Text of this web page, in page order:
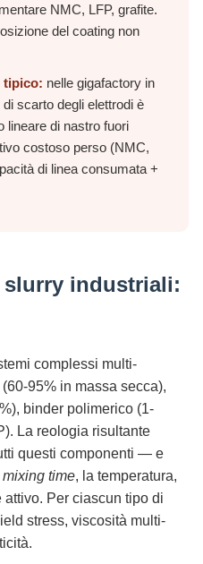
NMC, LFP, grafite.
del coating non
tipico: nelle gigafactory in
scarto degli elettrodi è
lineare di nastro fuori
costoso perso (NMC,
di linea consumata +
industriali:
complessi multi-
95% in massa secca),
binder polimerico (1-
La reologia risultante
questi componenti — e
mixing time, la temperatura,
Per ciascun tipo di
stress, viscosità multi-